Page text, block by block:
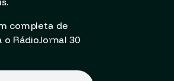
completa de
o RádioJornal 30